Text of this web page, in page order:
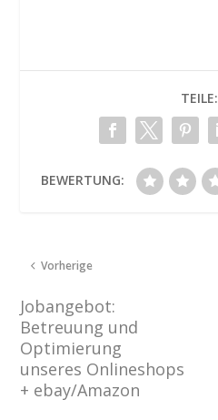
TEILE:
BEWERTUNG:
Vorherige
Jobangebot:
Betreuung und
Optimierung
unseres Onlineshops
+ ebay/Amazon